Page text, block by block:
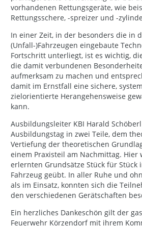
vorhandenen Rettungsgeräte, wie
Rettungsschere, -spreizer und -
In einer Zeit, in der besonders die in
(Unfall-)Fahrzeugen eingebaute
Fortschritt unterliegt, ist es wichtig,
die damit verbundenen
aufmerksam zu machen und
damit im Ernstfall eine sichere,
zielorientierte Herangehensweise
kann.
Ausbildungsleiter KBI Harald
Ausbildungstag in zwei Teile, dem
Vertiefung der theoretischen
einem Praxisteil am Nachmittag. Hier
erlernten Grundsätze Stück für Stück
Fahrzeug geübt. In aller Ruhe und
als im Einsatz, konnten sich die
den verschiedenen Gerätschaften
Ein herzliches Dankeschön gilt der
Feuerwehr Körzendorf mit ihrem